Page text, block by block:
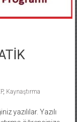
, Kaynaştırma
yazılılar. Yazılı